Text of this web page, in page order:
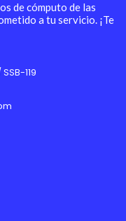
de cómputo de las
a tu servicio. ¡Te
119